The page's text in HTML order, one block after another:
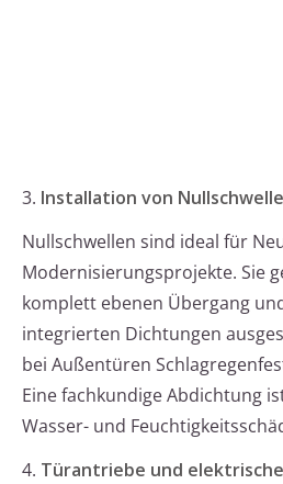
3. Installation von
Nullschwellen sind ideal für
Modernisierungsprojekte. Sie
komplett ebenen Übergang
integrierten Dichtungen
bei Außentüren
Eine fachkundige Abdichtung
Wasser- und
4. Türantriebe und